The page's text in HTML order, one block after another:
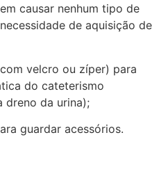
causar nenhum tipo de
de aquisição de
velcro ou zíper) para
do cateterismo
dreno da urina);
guardar acessórios.